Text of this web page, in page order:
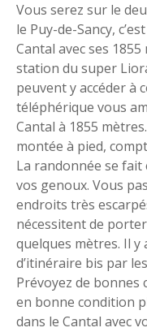
Vous serez sur le
le Puy-de-Sancy,
Cantal avec ses
station du super
peuvent y accéder à
téléphérique vous
Cantal à 1855
montée à pied,
La randonnée se fait
vos genoux. Vous
endroits très
nécessitent de
quelques mètres. Il
d’itinéraire bis par
Prévoyez de bonnes
en bonne condition
dans le Cantal avec